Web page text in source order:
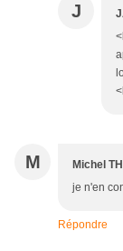
J
M Michel
je n'en
Répondre